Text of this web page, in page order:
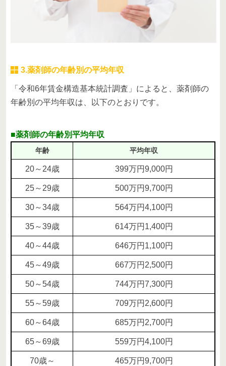
3.薬剤師の年齢別の平均年収
「令和6年賃金構造基本統計調査」によると、薬剤師の
年齢別の平均年収は、以下のとおりです。
■薬剤師の年齢別平均年収
年齢 平均年収
20～24歳 399万円9,000円
25～29歳 500万円9,700円
30～34歳 564万円4,100円
35～39歳 614万円1,400円
40～44歳 646万円1,100円
45～49歳 667万円2,500円
50～54歳 744万円7,300円
55～59歳 709万円2,600円
60～64歳 685万円2,700円
65～69歳 559万円4,100円
70歳～ 465万円9,700円